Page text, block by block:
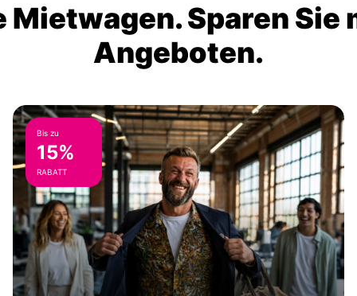
Mietwagen. Sparen Sie
Angeboten.
Bis zu
15%
RABATT